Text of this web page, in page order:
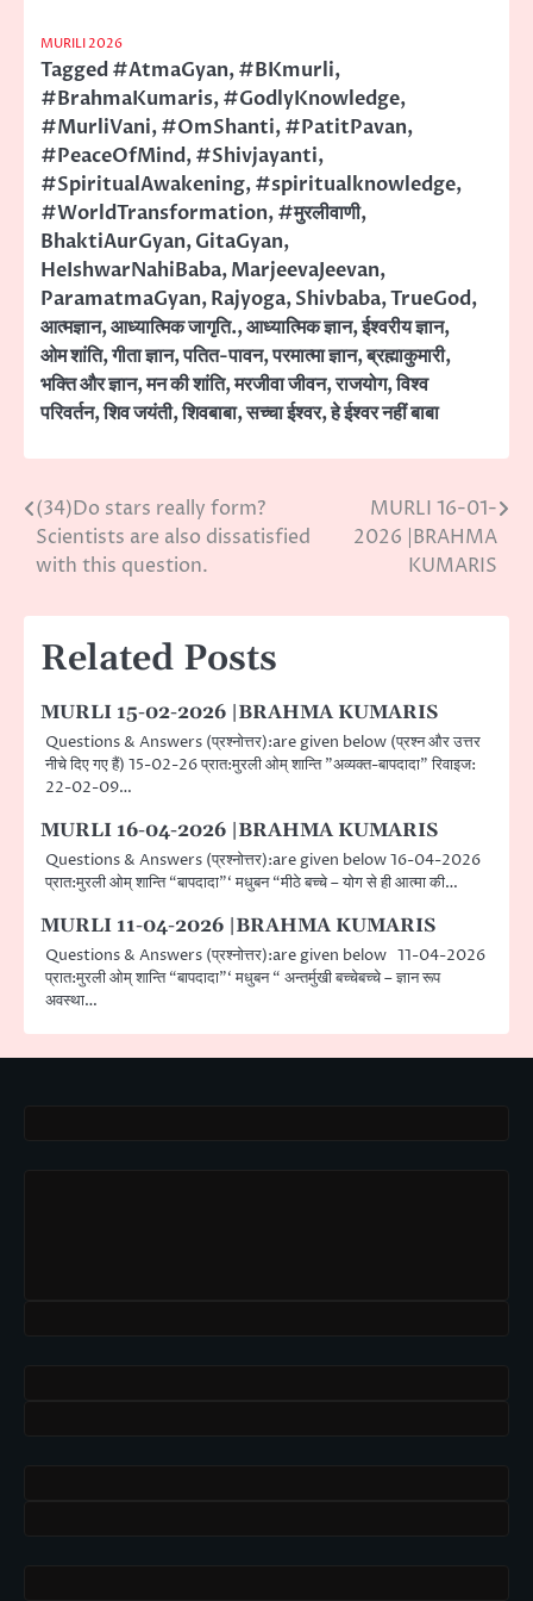
MURILI 2026
Tagged#AtmaGyan,#BKmurli,
#BrahmaKumaris,#GodlyKnowledge,
#MurliVani,#OmShanti,#PatitPavan,
#PeaceOfMind,#Shivjayanti,
#SpiritualAwakening,#spiritualknowledge,
#WorldTransformation,#मुरलीवाणी,
BhaktiAurGyan,GitaGyan,
HeIshwarNahiBaba,MarjeevaJeevan,
ParamatmaGyan,Rajyoga,Shivbaba,TrueGod,
आत्मज्ञान,आध्यात्मिक जागृति.,आध्यात्मिक ज्ञान,ईश्वरीय ज्ञान,
ओम शांति,गीता ज्ञान,पतित-पावन,परमात्मा ज्ञान,ब्रह्माकुमारी,
भक्ति और ज्ञान,मन की शांति,मरजीवा जीवन,राजयोग,विश्व
परिवर्तन,शिव जयंती,शिवबाबा,सच्चा ईश्वर,हे ईश्वर नहीं बाबा
Post
navigation
(34)Do stars really form?
Scientists are also dissatisfied
with this question.
MURLI 16-01-
2026 |BRAHMA
KUMARIS
Related Posts
MURLI 15-02-2026 |BRAHMA KUMARIS
Questions & Answers (प्रश्नोत्तर):are given below (प्रश्न और उत्तर
नीचे दिए गए हैं) 15-02-26 प्रात:मुरली ओम् शान्ति ”अव्यक्त-बापदादा” रिवाइज:
22-02-09…
MURLI 16-04-2026 |BRAHMA KUMARIS
Questions & Answers (प्रश्नोत्तर):are given below 16-04-2026
प्रात:मुरली ओम् शान्ति “बापदादा”‘ मधुबन “मीठे बच्चे – योग से ही आत्मा की…
MURLI 11-04-2026 |BRAHMA KUMARIS
Questions & Answers (प्रश्नोत्तर):are given below 11-04-2026
प्रात:मुरली ओम् शान्ति “बापदादा”‘ मधुबन “ अन्तर्मुखी बच्चेबच्चे – ज्ञान रूप
अवस्था…